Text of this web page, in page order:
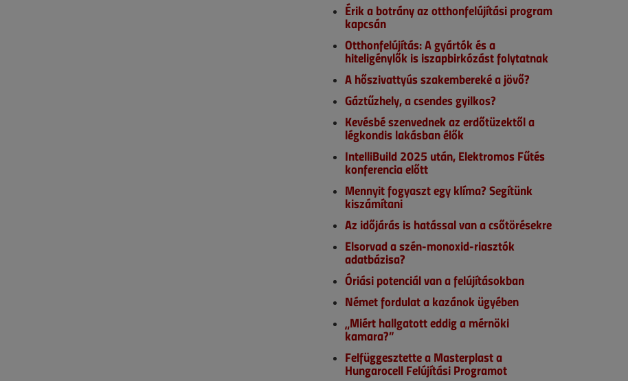
Érik a botrány az otthonfelújítási program
kapcsán
Otthonfelújítás: A gyártók és a
hiteligénylők is iszapbirkózást folytatnak
A hőszivattyús szakembereké a jövő?
Gáztűzhely, a csendes gyilkos?
Kevésbé szenvednek az erdőtüzektől a
légkondis lakásban élők
IntelliBuild 2025 után, Elektromos Fűtés
konferencia előtt
Mennyit fogyaszt egy klíma? Segítünk
kiszámítani
Az időjárás is hatással van a csőtörésekre
Elsorvad a szén-monoxid-riasztók
adatbázisa?
Óriási potenciál van a felújításokban
Német fordulat a kazánok ügyében
„Miért hallgatott eddig a mérnöki
kamara?”
Felfüggesztette a Masterplast a
Hungarocell Felújítási Programot